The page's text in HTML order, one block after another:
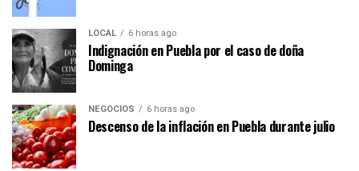
LOCAL 6 horas ago
Indignación en Puebla por el caso de doña
Dominga
NEGOCIOS 6 horas ago
Descenso de la inflación en Puebla durante julio